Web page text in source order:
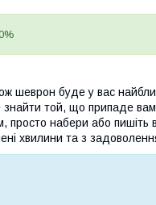
буде у вас
знайти той, що припаде
набери або пишіть
хвилини та з